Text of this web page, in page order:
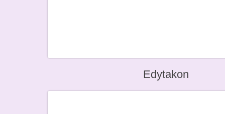
Edytakon